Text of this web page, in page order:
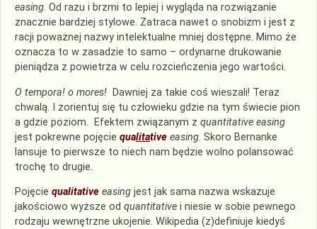
easing. Od razu i brzmi to lepiej i wygląda na rozwiązanie
znacznie bardziej stylowe. Zatraca nawet o snobizm i jest z
racji poważnej nazwy intelektualne mniej dostępne. Mimo że
oznacza to w zasadzie to samo – ordynarne drukowanie
pieniądza z powietrza w celu rozcieńczenia jego wartości.
O tempora! o mores! Dawniej za takie coś wieszali! Teraz
chwalą. I zorientuj się tu człowieku gdzie na tym świecie pion
a gdzie poziom. Efektem związanym z quantitative easing
jest pokrewne pojęcie qualitative easing. Skoro Bernanke
lansuje to pierwsze to niech nam będzie wolno polansować
trochę to drugie.
Pojęcie qualitative easing jest jak sama nazwa wskazuje
jakościowo wyższe od quantitative i niesie w sobie pewnego
rodzaju wewnętrzne ukojenie. Wikipedia (z)definiuje kiedyś